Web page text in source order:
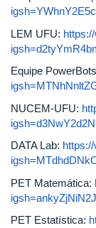
LEM UFU:
Equipe
NUCEM-UFU:
DATA Lab:
PET Matemática:
PET Estatística: